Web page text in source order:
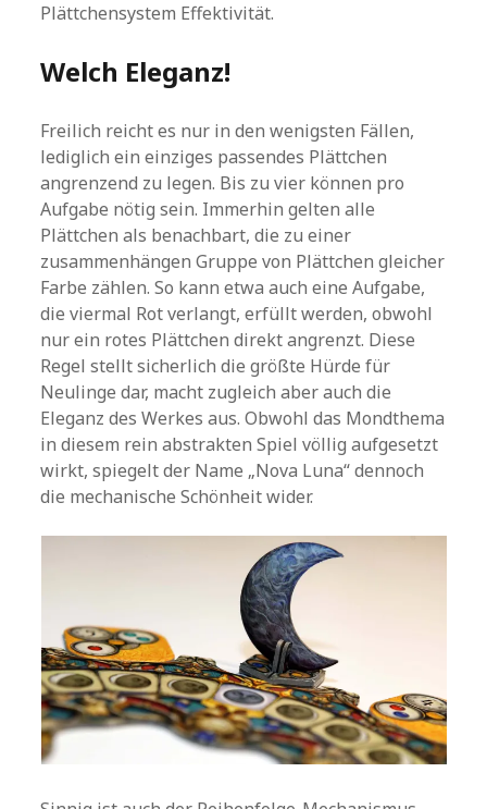
Plättchensystem Effektivität.
Welch Eleganz!
Freilich reicht es nur in den wenigsten Fällen,
lediglich ein einziges passendes Plättchen
angrenzend zu legen. Bis zu vier können pro
Aufgabe nötig sein. Immerhin gelten alle
Plättchen als benachbart, die zu einer
zusammenhängen Gruppe von Plättchen gleicher
Farbe zählen. So kann etwa auch eine Aufgabe,
die viermal Rot verlangt, erfüllt werden, obwohl
nur ein rotes Plättchen direkt angrenzt. Diese
Regel stellt sicherlich die größte Hürde für
Neulinge dar, macht zugleich aber auch die
Eleganz des Werkes aus. Obwohl das Mondthema
in diesem rein abstrakten Spiel völlig aufgesetzt
wirkt, spiegelt der Name „Nova Luna“ dennoch
die mechanische Schönheit wider.